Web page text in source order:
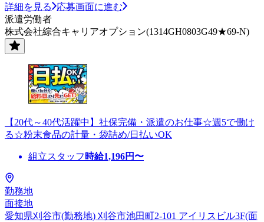
詳細を見る
応募画面に進む
派遣労働者
株式会社綜合キャリアオプション(1314GH0803G49★69-N)
【20代～40代活躍中】社保完備・派遣のお仕事☆週5で働け
る☆粉末食品の計量・袋詰め/日払いOK
組立スタッフ 時給1,196円〜
勤務地
面接地
愛知県刈谷市(勤務地) 刈谷市池田町2-101 アイリスビル3F(面